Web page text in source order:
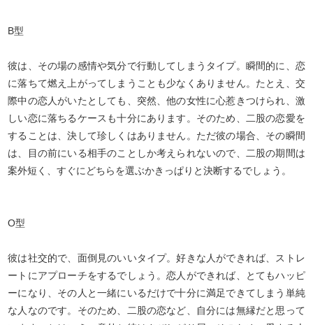
B型
彼は、その場の感情や気分で行動してしまうタイプ。瞬間的に、恋
に落ちて燃え上がってしまうことも少なくありません。たとえ、交
際中の恋人がいたとしても、突然、他の女性に心惹きつけられ、激
しい恋に落ちるケースも十分にあります。そのため、二股の恋愛を
することは、決して珍しくはありません。ただ彼の場合、その瞬間
は、目の前にいる相手のことしか考えられないので、二股の期間は
案外短く、すぐにどちらを選ぶかきっぱりと決断するでしょう。
O型
彼は社交的で、面倒見のいいタイプ。好きな人ができれば、ストレ
ートにアプローチをするでしょう。恋人ができれば、とてもハッピ
ーになり、その人と一緒にいるだけで十分に満足できてしまう単純
な人なのです。そのため、二股の恋など、自分には無縁だと思って